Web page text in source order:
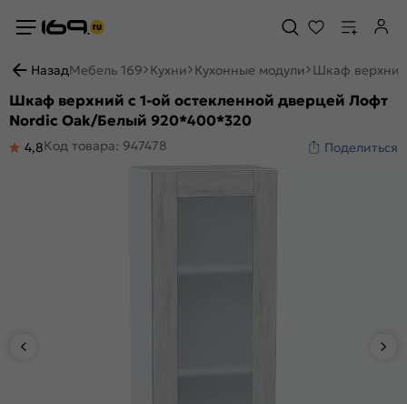
НазадМебель 169 Кухни Кухонные модули Шкаф
Шкаф верхний с 1-ой остекленной дверцей Лофт
Nordic Oak/Белый 920*400*320
4,8Код товара: 947478 Поделиться